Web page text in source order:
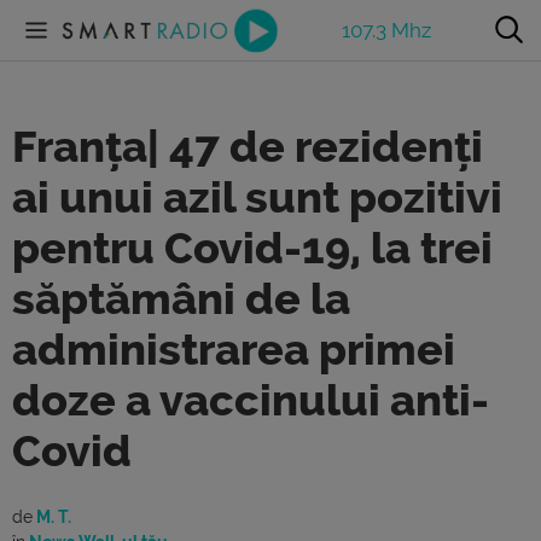
107.3 Mhz
Franța| 47 de rezidenți
ai unui azil sunt pozitivi
pentru Covid-19, la trei
săptămâni de la
administrarea primei
doze a vaccinului anti-
Covid
de M. T.